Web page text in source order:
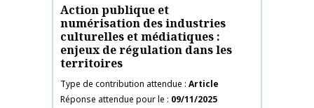
Action publique et
numérisation des industries
culturelles et médiatiques :
enjeux de régulation dans les
territoires
Type de contribution attendue Article
Réponse attendue pour le
09/11/2025